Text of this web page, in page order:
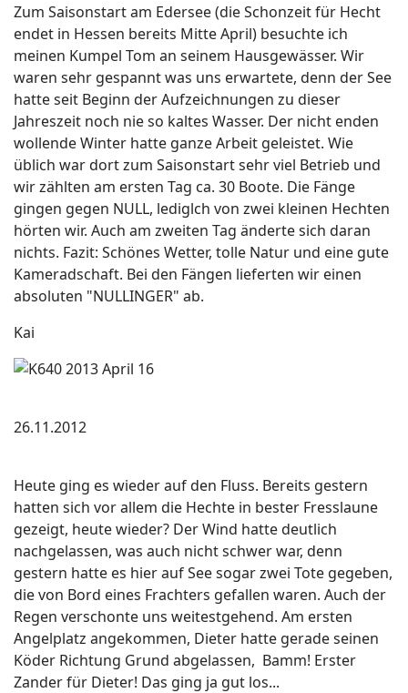
Zum Saisonstart am Edersee (die Schonzeit für Hecht
endet in Hessen bereits Mitte April) besuchte ich
meinen Kumpel Tom an seinem Hausgewässer. Wir
waren sehr gespannt was uns erwartete, denn der See
hatte seit Beginn der Aufzeichnungen zu dieser
Jahreszeit noch nie so kaltes Wasser. Der nicht enden
wollende Winter hatte ganze Arbeit geleistet. Wie
üblich war dort zum Saisonstart sehr viel Betrieb und
wir zählten am ersten Tag ca. 30 Boote. Die Fänge
gingen gegen NULL, lediglch von zwei kleinen Hechten
hörten wir. Auch am zweiten Tag änderte sich daran
nichts. Fazit: Schönes Wetter, tolle Natur und eine gute
Kameradschaft. Bei den Fängen lieferten wir einen
absoluten "NULLINGER" ab.
Kai
26.11.2012
Heute ging es wieder auf den Fluss. Bereits gestern
hatten sich vor allem die Hechte in bester Fresslaune
gezeigt, heute wieder? Der Wind hatte deutlich
nachgelassen, was auch nicht schwer war, denn
gestern hatte es hier auf See sogar zwei Tote gegeben,
die von Bord eines Frachters gefallen waren. Auch der
Regen verschonte uns weitestgehend. Am ersten
Angelplatz angekommen, Dieter hatte gerade seinen
Köder Richtung Grund abgelassen, Bamm! Erster
Zander für Dieter! Das ging ja gut los...